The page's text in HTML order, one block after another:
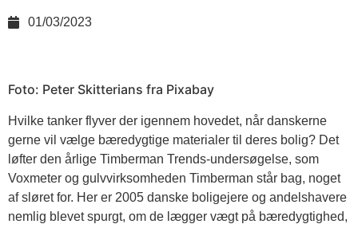
01/03/2023
Foto: Peter Skitterians fra Pixabay
Hvilke tanker flyver der igennem hovedet, når danskerne
gerne vil vælge bæredygtige materialer til deres bolig? Det
løfter den årlige Timberman Trends-undersøgelse, som
Voxmeter og gulvvirksomheden Timberman står bag, noget
af sløret for. Her er 2005 danske boligejere og andelshavere
nemlig blevet spurgt, om de lægger vægt på bæredygtighed,